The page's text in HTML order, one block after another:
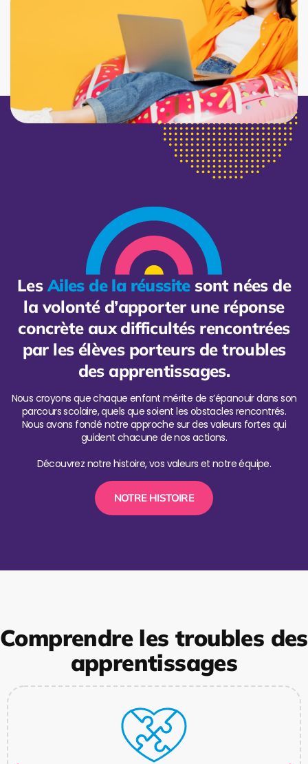
LesAiles de la réussitesont nées de
la volonté d’apporter une réponse
concrète aux difficultés rencontrées
par les élèves porteurs de troubles
des apprentissages.
Nous croyons que chaque enfant mérite de s’épanouir dans son
parcours scolaire, quels que soient les obstacles rencontrés.
Nous avons fondé notre approche sur des valeurs fortes qui
guident chacune de nos actions.
Découvrez notre histoire, vos valeurs et notre équipe.
NOTRE HISTOIRE
Comprendre les troubles des
apprentissages